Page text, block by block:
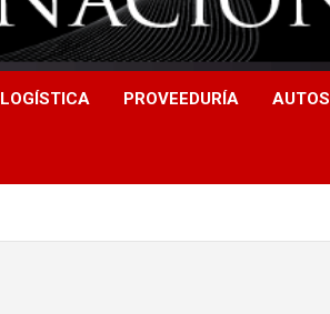
LOGÍSTICA PROVEEDURÍA AUTOS